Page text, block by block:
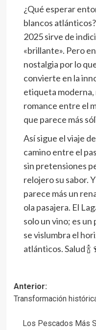
¿Qué esperar
blancos
2025 sirve de
«brillante». Pero
nostalgia por lo
convierte en la
etiqueta
romance entre el
que parece más
Así sigue el viaje
camino entre el
sin pretensiones
relojero su sabor.
parece más un
ola pasajera. El
solo un vino; es
se vislumbra el
atlánticos. Salud
Navegación
de
entradas
Anterior:
Transformación
Los Pescados Más